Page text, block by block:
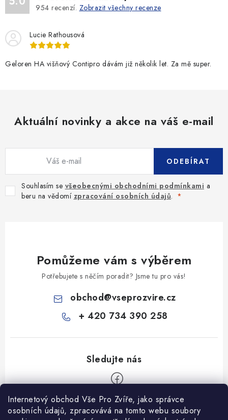
Internetový obchod Vše Pro Zvíře, jako správce
osobních údajů, zpracovává na tomto webu soubory
k
v
ý
p
á
n
954 recenzí. Zobrazit všechny recenze
Lucie Rathousová
Geloren HA višňový Contipro dávám již několik let. Za mě super.
Aktuální novinky a akce na váš e-mail
Souhlasím se všeobecnými obchodními podmínkami a
beru na vědomí zpracování osobních údajů.
ODEBÍRAT
Pomůžeme vám s výběrem
Potřebujete s něčím poradit? Jsme tu pro vás!
obchod@vseprozvire.cz
+ 420 734 390 258